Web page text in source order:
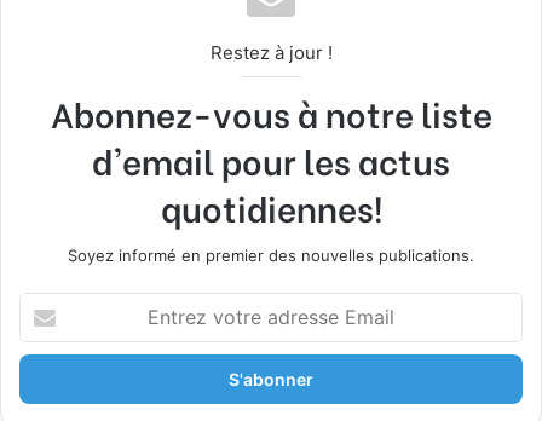
Restez à jour !
Abonnez-vous à notre liste
d'email pour les actus
quotidiennes!
Soyez informé en premier des nouvelles publications.
t
e